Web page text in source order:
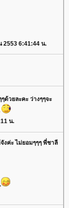
2553 6:41:44 น.
วยละคะ ว่างๆๆจะ
น.
ค่ะ ไม่ยอมๆๆๆ พี่ชาลี